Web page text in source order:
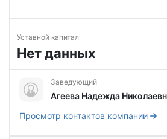
Уставной капитал
Нет данных
Заведующий
Агеева Надежда
Просмотр контактов компании